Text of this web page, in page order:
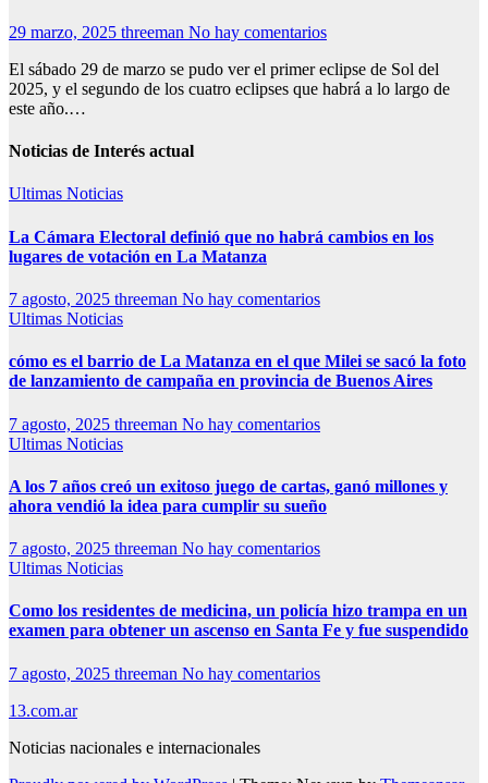
29 marzo, 2025 threeman No hay comentarios
El sábado 29 de marzo se pudo ver el primer eclipse de Sol del
2025, y el segundo de los cuatro eclipses que habrá a lo largo de
este año.…
Noticias de Interés actual
Ultimas Noticias
La Cámara Electoral definió que no habrá cambios en los
lugares de votación en La Matanza
7 agosto, 2025 threeman No hay comentarios
Ultimas Noticias
cómo es el barrio de La Matanza en el que Milei se sacó la foto
de lanzamiento de campaña en provincia de Buenos Aires
7 agosto, 2025 threeman No hay comentarios
Ultimas Noticias
A los 7 años creó un exitoso juego de cartas, ganó millones y
ahora vendió la idea para cumplir su sueño
7 agosto, 2025 threeman No hay comentarios
Ultimas Noticias
Como los residentes de medicina, un policía hizo trampa en un
examen para obtener un ascenso en Santa Fe y fue suspendido
7 agosto, 2025 threeman No hay comentarios
13.com.ar
Noticias nacionales e internacionales